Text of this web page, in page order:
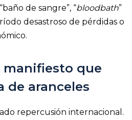
de sangre”, “bloodbath”
desastroso de pérdidas o
manifiesto que
de aranceles
repercusión internacional.